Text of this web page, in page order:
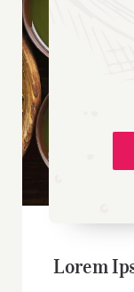
Lorem